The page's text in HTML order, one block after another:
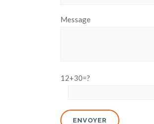
Message
12+30=?